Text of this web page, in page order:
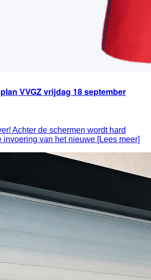
VVGZ vrijdag 18 september
Achter de schermen wordt hard
invoering van het nieuwe [Lees meer]